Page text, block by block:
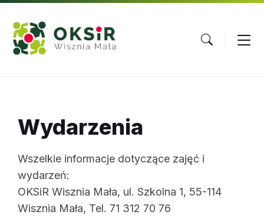
Skip
content
Skip
main
navigation
Skip
footer
Wydarzenia
Wszelkie informacje dotyczące zajęć i
wydarzeń:
OKSiR Wisznia Mała, ul. Szkolna 1, 55-114
Wisznia Mała, Tel. 71 312 70 76